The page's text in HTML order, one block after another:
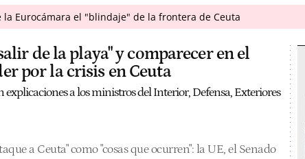
Eurocámara el "blindaje" de la frontera de Ceuta
de la playa" y comparecer en el
por la crisis en Ceuta
a los ministros del Interior, Defensa, Exteriores
a Ceuta" como "cosas que ocurren": la UE, el Senado